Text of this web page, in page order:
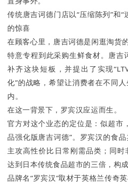
传统唐吉诃德门店以“压缩陈列”和
的惊喜
在顾客心里，唐吉诃德是闲逛淘货
特意专程到此采购生鲜食材。唐吉
补齐这块短板，并提出了实现
化”的战略，希望让消费者在不同
内。
在这一背景下，罗宾汉应运而生。
官方对这个业态的定位是：似超市
品强化版唐吉诃德”。罗宾汉的食
主攻高性价比日常刚需品类；同时
达到日本传统食品超市的三倍，构
品牌名“罗宾汉”取材于英格兰传奇